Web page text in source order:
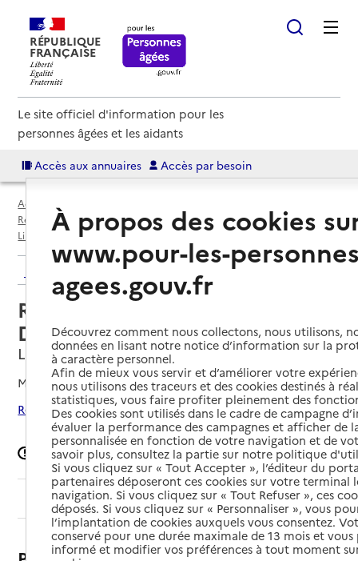
RÉPUBLIQUE
FRANÇAISE
Le site officiel d'information pour les
personnes âgées et les aidants
Accès aux annuaires Accès par besoin
Accueil
Résidences autonomie par département
Haute-Vienne (87)
Limoges
Résidence autonomie Émile Durkheim
Retour aux résultats de l'annuaire
Résidence autonomie Émile
Durkheim
Limoges, HAUTE-VIENNE
Mis à jour le02/04/2026
Rechercher les établissements autour de Limoges
Signaler une erreur
Sommaire
À propos des cookies
www.pour-les-
agees.gouv.fr
Découvrez comment nous collectons, nous utilisons,
données en lisant notre notice d’information sur la
à caractère personnel.
Afin de mieux vous servir et d’améliorer votre
nous utilisons des traceurs et des cookies destinés à
statistiques, vous faire profiter pleinement des
Des cookies sont utilisés dans le cadre de campagne
évaluer la performance des campagnes et afficher de
personnalisée en fonction de votre navigation et de
savoir plus, consultez la partie sur notre politique
Si vous cliquez sur « Tout Accepter », l’éditeur du
partenaires déposeront ces cookies sur votre terminal
navigation. Si vous cliquez sur « Tout Refuser », ces
déposés. Si vous cliquez sur « Personnaliser », vous
l’implantation de cookies auxquels vous consentez.
conservé pour une durée maximale de 13 mois et
informé et modifier vos préférences à tout moment